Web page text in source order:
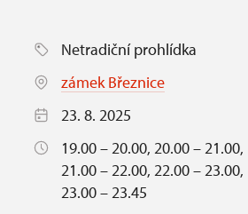
Netradiční prohlídka
zámek Březnice
23. 8. 2025
19.00 – 20.00, 20.00 – 21.00,
21.00 – 22.00, 22.00 – 23.00,
23.00 – 23.45